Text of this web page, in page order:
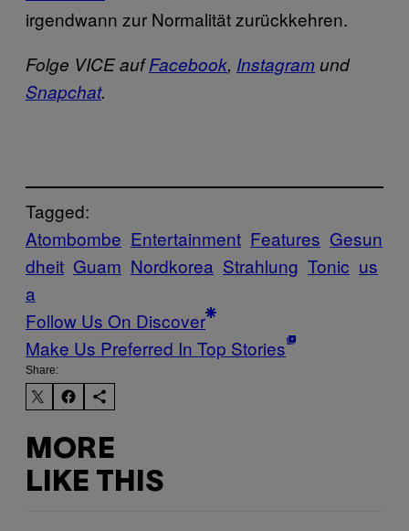
irgendwann zur Normalität zurückkehren.
Folge VICE aufFacebook, Instagramund
Snapchat.
Tagged:
Atombombe Entertainment Features Gesun
dheit Guam Nordkorea Strahlung Tonic us
a
Follow Us On Discover
Make Us Preferred In Top Stories
Share:
MORE
LIKE THIS